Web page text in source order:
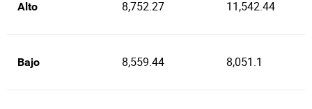
Alto 8,752.27 11,542.44
Bajo 8,559.44 8,051.1